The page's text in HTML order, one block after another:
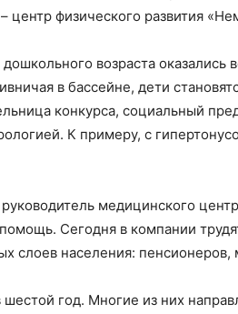
физического развития
возраста
в бассейне, дети
конкурса, социальный
К примеру, с
медицинского
Сегодня в компании
слоев населения:
год. Многие из них